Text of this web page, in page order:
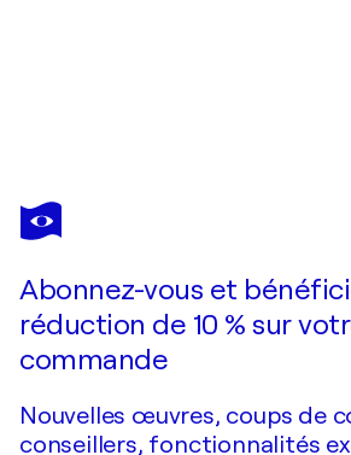
ANASTASIYA
VALIULINA
Je passe
Abonnez-vous et
réduction de 10 % sur
commande
Nouvelles œuvres, coups de
conseillers, fonctionnalités